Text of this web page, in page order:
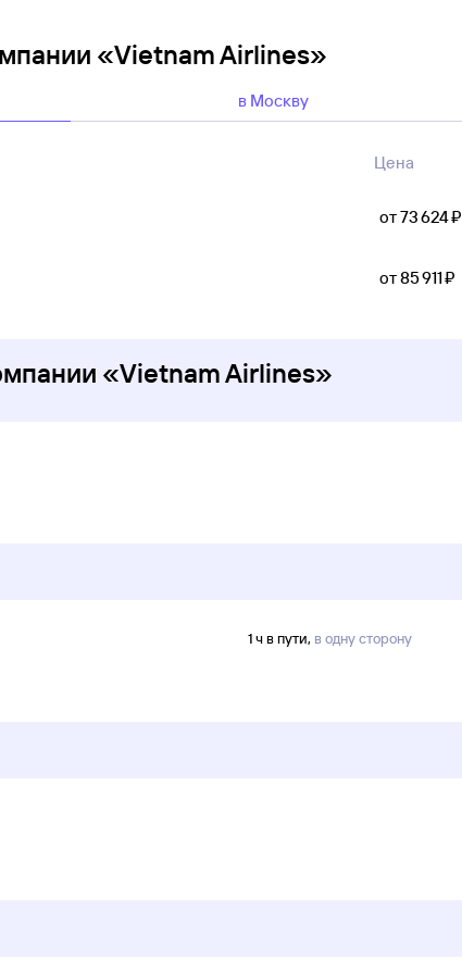
«Vietnam Airlines»
в Москву
Цена
от 73 ⁠624 ⁠₽
от 85 ⁠911 ⁠₽
«Vietnam Airlines»
1 ч в пути, в одну сторону